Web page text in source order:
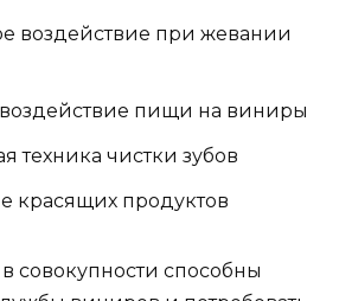
воздействие при жевании
пищи на виниры
техника чистки зубов
красящих продуктов
совокупности способны